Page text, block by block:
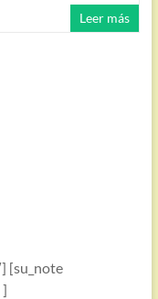
Leer más
[su_note